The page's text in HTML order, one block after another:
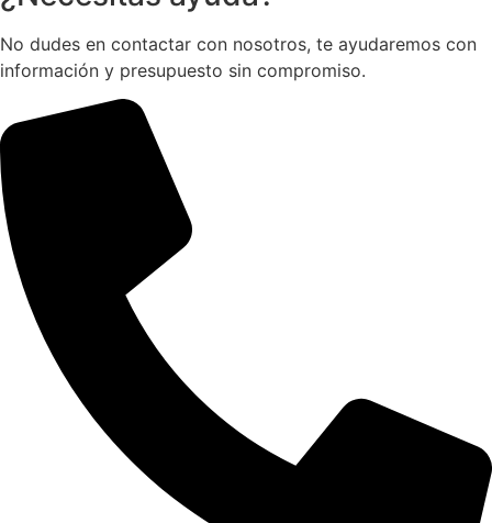
No dudes en contactar con nosotros, te ayudaremos con
información y presupuesto sin compromiso.